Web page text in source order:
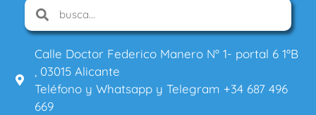
Calle Doctor Federico Manero Nº 1- portal 6 1ºB
, 03015 Alicante
Teléfono y Whatsapp y Telegram +34 687 496
669